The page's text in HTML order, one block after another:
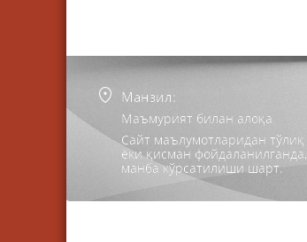
Манзил:
Маъмурият билан алоқа
Сайт маълумотларидан тўлиқ
ёки қисман фойдаланилганда,
манба кўрсатилиши шарт.